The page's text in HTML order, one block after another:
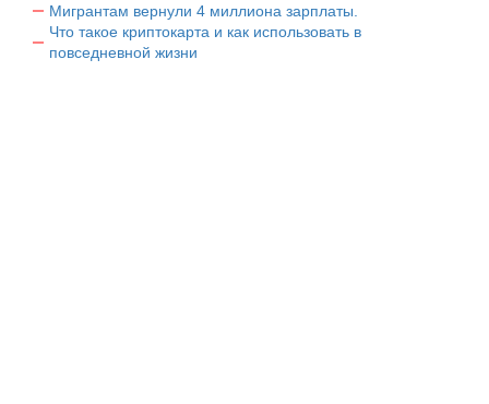
Мигрантам вернули 4 миллиона зарплаты.
Что такое криптокарта и как использовать в
повседневной жизни